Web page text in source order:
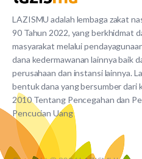
LAZISMU adalah lembaga zakat
90 Tahun 2022, yang berkhidmat
masyarakat melalui
dana kedermawanan lainnya baik
perusahaan dan instansi lainnya.
bentuk dana yang bersumber dari
2010 Tentang Pencegahan dan
Pencucian Uang